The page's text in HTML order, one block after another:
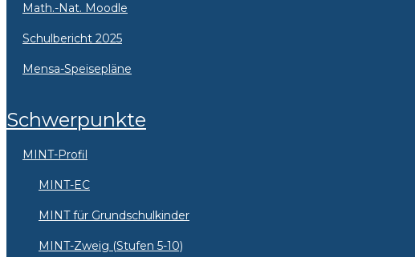
Math.-Nat. Moodle
Schulbericht 2025
Mensa-Speisepläne
Schwerpunkte
MINT-Profil
MINT-EC
MINT für Grundschulkinder
MINT-Zweig (Stufen 5-10)